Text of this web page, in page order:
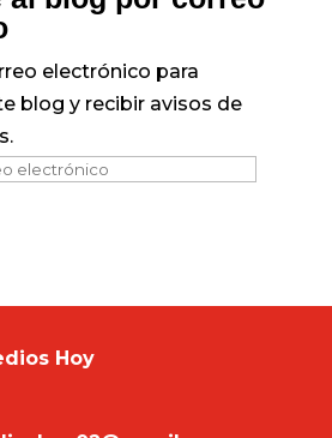
electrónico para
blog y recibir avisos de
Hoy